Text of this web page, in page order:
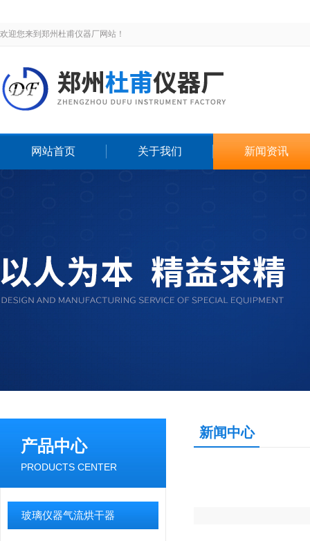
欢迎您来到郑州杜甫仪器厂网站！
网站首页 关于我们 新闻资讯
产品中心
PRODUCTS CENTER
玻璃仪器气流烘干器
新闻中心